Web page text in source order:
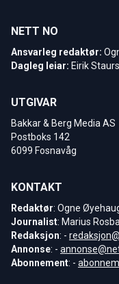
NETT NO
Ansvarleg redaktør:
Dagleg leiar: Eirik
UTGIVAR
Bakkar & Berg Media AS
Postboks 142
6099 Fosnavåg
KONTAKT
Redaktør: Ogne
Journalist: Marius
Redaksjon: -
Annonse: -
Abonnement: -